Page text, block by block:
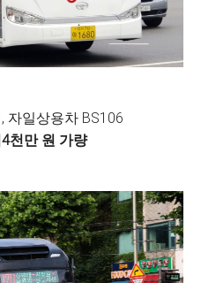
자일상용차 BS106
천만 원 가량